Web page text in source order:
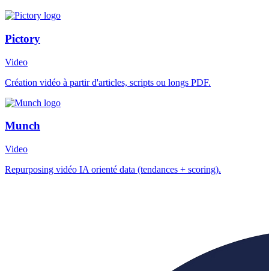
Pictory
Video
Création vidéo à partir d'articles, scripts ou longs PDF.
Munch
Video
Repurposing vidéo IA orienté data (tendances + scoring).